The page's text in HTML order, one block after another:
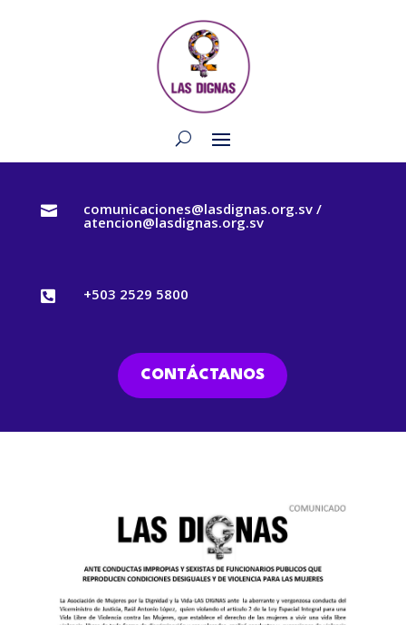
 comunicaciones@lasdignas.org.sv /
atencion@lasdignas.org.sv
 +503 2529 5800
CONTÁCTANOS